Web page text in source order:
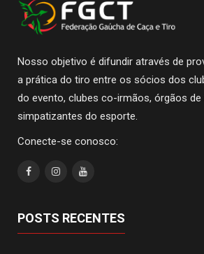
Nosso objetivo é difundir através de
a prática do tiro entre os sócios dos
do evento, clubes co-irmãos, órgãos de
simpatizantes do esporte.
Conecte-se conosco:
POSTS RECENTES